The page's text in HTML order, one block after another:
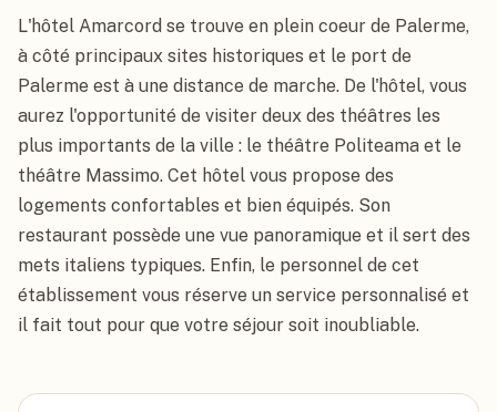
L'hôtel Amarcord se trouve en plein coeur de Palerme,
à côté principaux sites historiques et le port de
Palerme est à une distance de marche. De l'hôtel, vous
aurez l'opportunité de visiter deux des théâtres les
plus importants de la ville : le théâtre Politeama et le
théâtre Massimo. Cet hôtel vous propose des
logements confortables et bien équipés. Son
restaurant possède une vue panoramique et il sert des
mets italiens typiques. Enfin, le personnel de cet
établissement vous réserve un service personnalisé et
il fait tout pour que votre séjour soit inoubliable.